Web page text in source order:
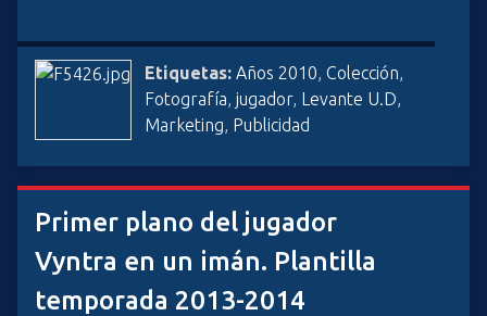
Etiquetas: Años 2010, Colección,
Fotografía, jugador, Levante U.D,
Marketing, Publicidad
Primer plano del jugador
Vyntra en un imán. Plantilla
temporada 2013-2014